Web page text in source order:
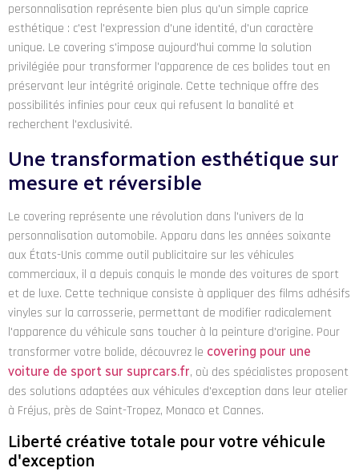
personnalisation représente bien plus qu'un simple caprice
esthétique : c'est l'expression d'une identité, d'un caractère
unique. Le covering s'impose aujourd'hui comme la solution
privilégiée pour transformer l'apparence de ces bolides tout en
préservant leur intégrité originale. Cette technique offre des
possibilités infinies pour ceux qui refusent la banalité et
recherchent l'exclusivité.
Une transformation esthétique sur
mesure et réversible
Le covering représente une révolution dans l'univers de la
personnalisation automobile. Apparu dans les années soixante
aux États-Unis comme outil publicitaire sur les véhicules
commerciaux, il a depuis conquis le monde des voitures de sport
et de luxe. Cette technique consiste à appliquer des films adhésifs
vinyles sur la carrosserie, permettant de modifier radicalement
l'apparence du véhicule sans toucher à la peinture d'origine. Pour
transformer votre bolide, découvrez le covering pour une
voiture de sport sur suprcars.fr, où des spécialistes proposent
des solutions adaptées aux véhicules d'exception dans leur atelier
à Fréjus, près de Saint-Tropez, Monaco et Cannes.
Liberté créative totale pour votre véhicule
d'exception